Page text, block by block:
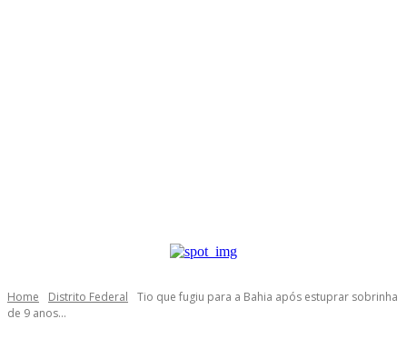
Home Distrito Federal
Tio que fugiu para a Bahia após estuprar sobrinha
de 9 anos...